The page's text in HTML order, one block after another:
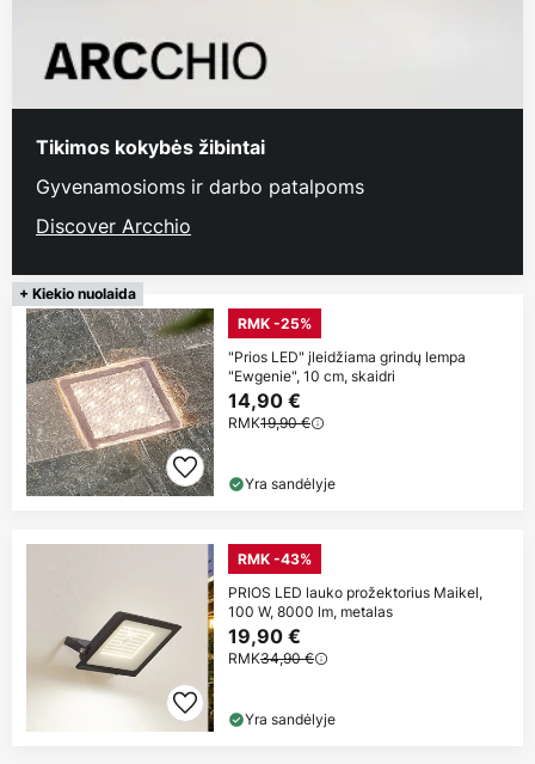
Tikimos kokybės žibintai
Gyvenamosioms ir darbo patalpoms
Discover Arcchio
+ Kiekio nuolaida
RMK -25%
"Prios LED" įleidžiama grindų lempa
"Ewgenie", 10 cm, skaidri
14,90 €
RMK19,90 €
Yra sandėlyje
RMK -43%
PRIOS LED lauko prožektorius Maikel,
100 W, 8000 lm, metalas
19,90 €
RMK34,90 €
Yra sandėlyje